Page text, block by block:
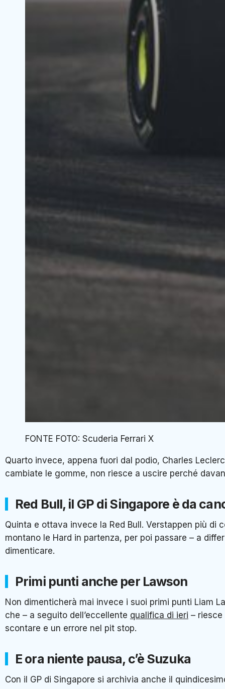
FONTE FOTO: Scuderia Ferrari X
Quarto invece, appena fuori dal podio, Charles
cambiate le gomme, non riesce a uscire perché
Red Bull, il GP di Singapore è da
Quinta e ottava invece la Red Bull. Verstappen più di
montano le Hard in partenza, per poi passare – a
dimenticare.
Primi punti anche per Lawson
Non dimenticherà mai invece i suoi primi punti Liam
che – a seguito dell’eccellente qualifica di ieri – riesce
scontare e un errore nel pit stop.
E ora niente pausa, c’è Suzuka
Con il GP di Singapore si archivia anche il